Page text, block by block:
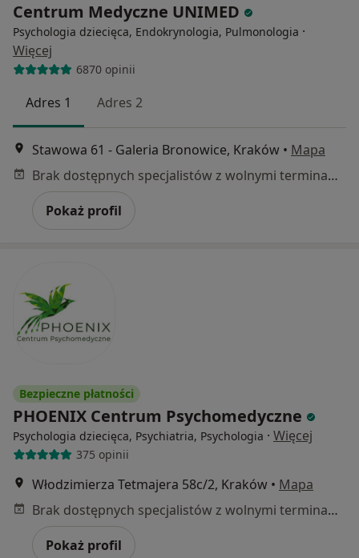
Centrum Medyczne UNIMED
Psychologia dziecięca, Endokrynologia, Pulmonologia ·
Więcej
6870 opinii
Adres 1 Adres 2
Stawowa 61 - Galeria Bronowice, Kraków • Mapa
Brak dostępnych specjalistów z wolnymi terminami w tym centrum medycznym.
Pokaż profil
Bezpieczne płatności
PHOENIX Centrum Psychomedyczne
Psychologia dziecięca, Psychiatria, Psychologia · Więcej
375 opinii
Włodzimierza Tetmajera 58c/2, Kraków • Mapa
Brak dostępnych specjalistów z wolnymi terminami w tym centrum medycznym.
Pokaż profil